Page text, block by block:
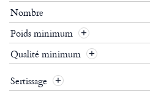
Nombre
Poids minimum
Qualité minimum
Sertissage